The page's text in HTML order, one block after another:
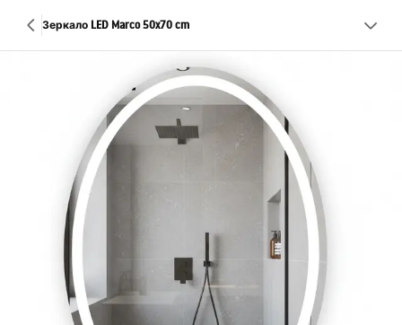
Зеркало LED Marco 50x70 cm